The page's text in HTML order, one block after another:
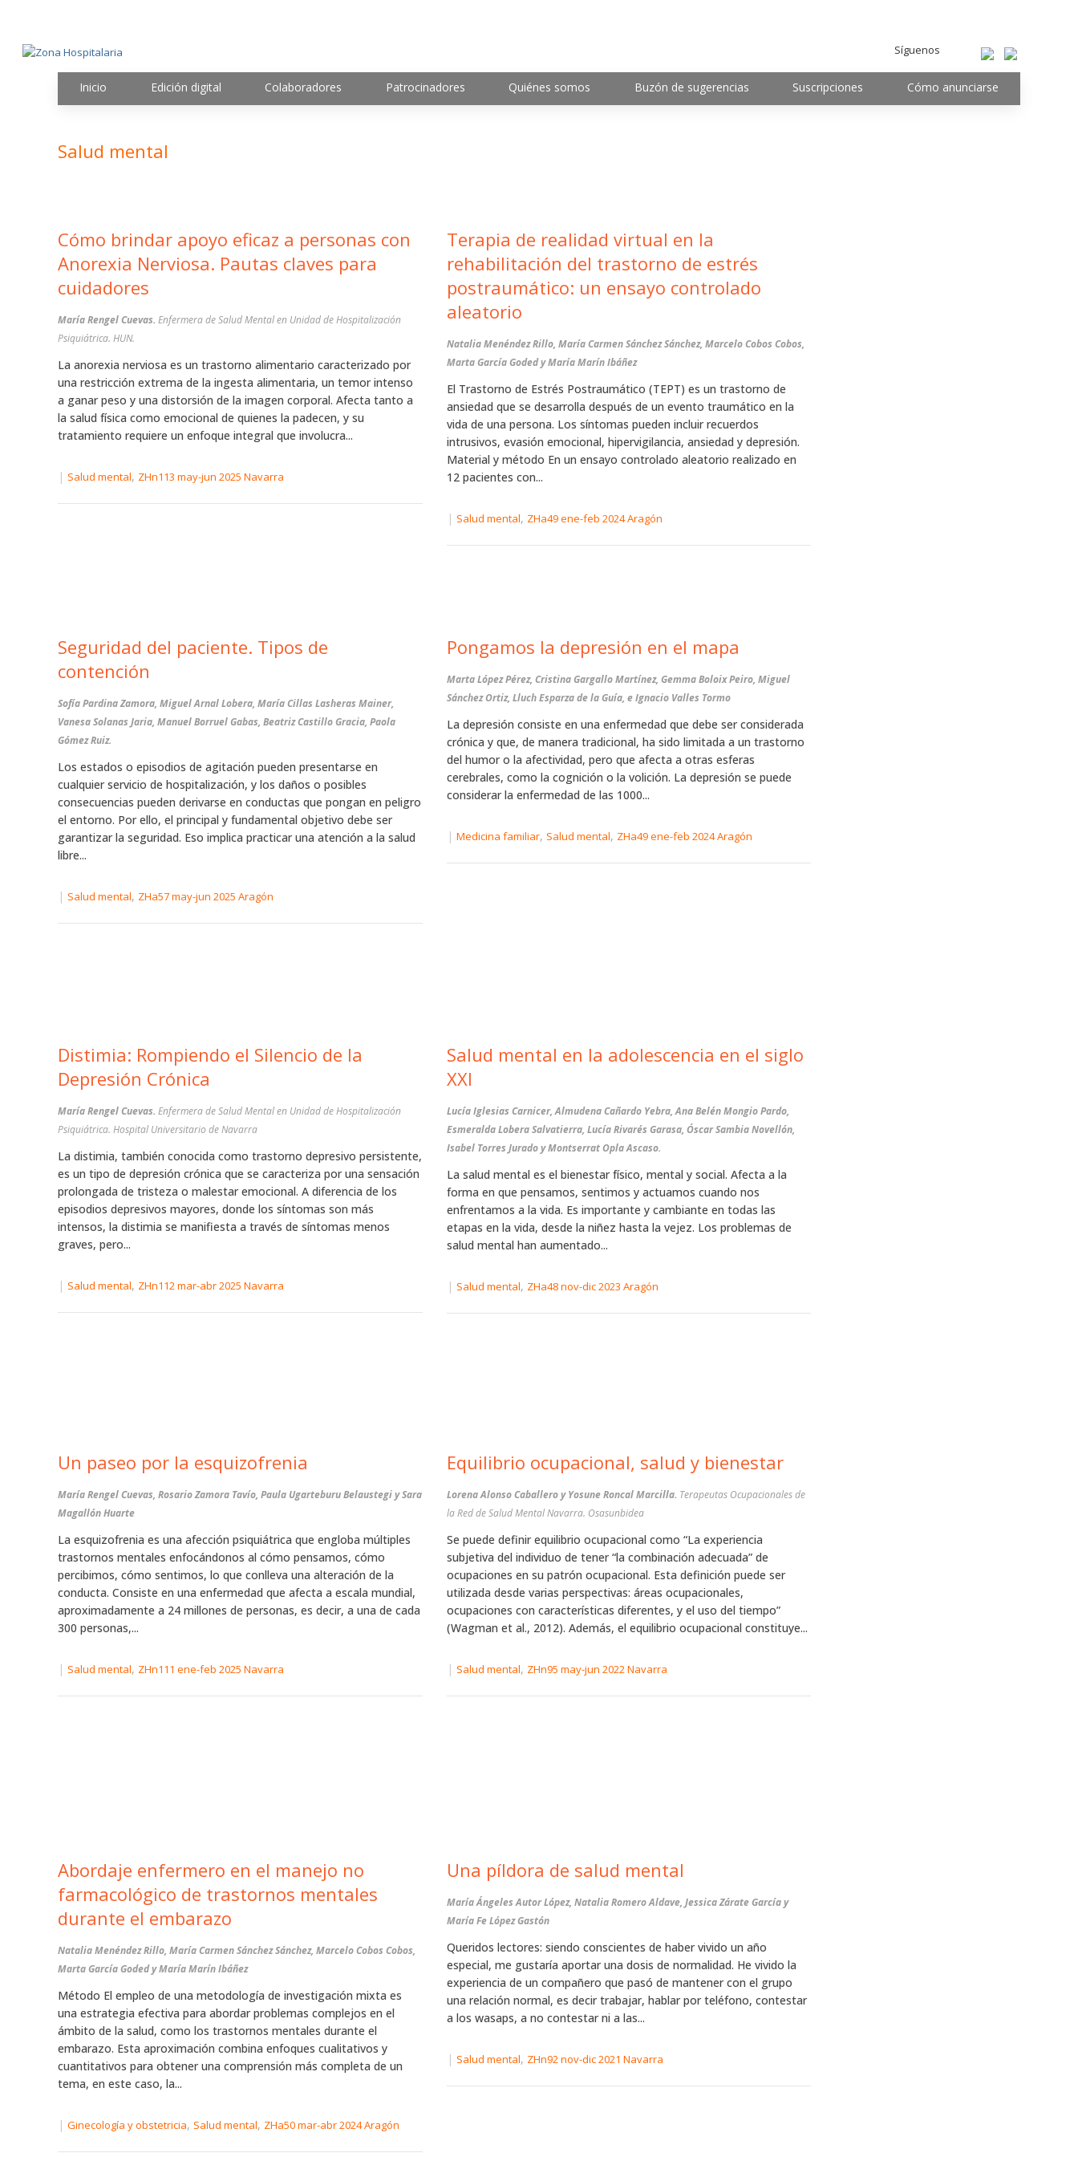
Síguenos
Inicio Edición digital Colaboradores Patrocinadores Quiénes somos Buzón de sugerencias Suscripciones Cómo anunciarse
Salud mental
Cómo brindar apoyo eficaz a personas con
Anorexia Nerviosa. Pautas claves para
cuidadores
María Rengel Cuevas. Enfermera de Salud Mental en Unidad de Hospitalización
Psiquiátrica. HUN.
La anorexia nerviosa es un trastorno alimentario caracterizado por
una restricción extrema de la ingesta alimentaria, un temor intenso
a ganar peso y una distorsión de la imagen corporal. Afecta tanto a
la salud física como emocional de quienes la padecen, y su
tratamiento requiere un enfoque integral que involucra...
| Salud mental, ZHn113 may-jun 2025 Navarra
Seguridad del paciente. Tipos de
contención
Sofía Pardina Zamora, Miguel Arnal Lobera, María Cillas Lasheras Mainer,
Vanesa Solanas Jaria, Manuel Borruel Gabas, Beatriz Castillo Gracia, Paola
Gómez Ruiz.
Los estados o episodios de agitación pueden presentarse en
cualquier servicio de hospitalización, y los daños o posibles
consecuencias pueden derivarse en conductas que pongan en peligro
el entorno. Por ello, el principal y fundamental objetivo debe ser
garantizar la seguridad. Eso implica practicar una atención a la salud
libre...
| Salud mental, ZHa57 may-jun 2025 Aragón
Distimia: Rompiendo el Silencio de la
Depresión Crónica
María Rengel Cuevas. Enfermera de Salud Mental en Unidad de Hospitalización
Psiquiátrica. Hospital Universitario de Navarra
La distimia, también conocida como trastorno depresivo persistente,
es un tipo de depresión crónica que se caracteriza por una sensación
prolongada de tristeza o malestar emocional. A diferencia de los
episodios depresivos mayores, donde los síntomas son más
intensos, la distimia se manifiesta a través de síntomas menos
graves, pero...
| Salud mental, ZHn112 mar-abr 2025 Navarra
Un paseo por la esquizofrenia
María Rengel Cuevas, Rosario Zamora Tavío, Paula Ugarteburu Belaustegi y Sara
Magallón Huarte
La esquizofrenia es una afección psiquiátrica que engloba múltiples
trastornos mentales enfocándonos al cómo pensamos, cómo
percibimos, cómo sentimos, lo que conlleva una alteración de la
conducta. Consiste en una enfermedad que afecta a escala mundial,
aproximadamente a 24 millones de personas, es decir, a una de cada
300 personas,...
| Salud mental, ZHn111 ene-feb 2025 Navarra
Abordaje enfermero en el manejo no
farmacológico de trastornos mentales
durante el embarazo
Natalia Menéndez Rillo, María Carmen Sánchez Sánchez, Marcelo Cobos Cobos,
Marta García Goded y María Marín Ibáñez
Método El empleo de una metodología de investigación mixta es
una estrategia efectiva para abordar problemas complejos en el
ámbito de la salud, como los trastornos mentales durante el
embarazo. Esta aproximación combina enfoques cualitativos y
cuantitativos para obtener una comprensión más completa de un
tema, en este caso, la...
| Ginecología y obstetricia, Salud mental, ZHa50 mar-abr 2024 Aragón
Terapia de realidad virtual en la
rehabilitación del trastorno de estrés
postraumático: un ensayo controlado
aleatorio
Natalia Menéndez Rillo, María Carmen Sánchez Sánchez, Marcelo Cobos Cobos,
Marta García Goded y María Marín Ibáñez
El Trastorno de Estrés Postraumático (TEPT) es un trastorno de
ansiedad que se desarrolla después de un evento traumático en la
vida de una persona. Los síntomas pueden incluir recuerdos
intrusivos, evasión emocional, hipervigilancia, ansiedad y depresión.
Material y método En un ensayo controlado aleatorio realizado en
12 pacientes con...
| Salud mental, ZHa49 ene-feb 2024 Aragón
Pongamos la depresión en el mapa
Marta López Pérez, Cristina Gargallo Martínez, Gemma Boloix Peiro, Miguel
Sánchez Ortiz, Lluch Esparza de la Guía, e Ignacio Valles Tormo
La depresión consiste en una enfermedad que debe ser considerada
crónica y que, de manera tradicional, ha sido limitada a un trastorno
del humor o la afectividad, pero que afecta a otras esferas
cerebrales, como la cognición o la volición. La depresión se puede
considerar la enfermedad de las 1000...
| Medicina familiar, Salud mental, ZHa49 ene-feb 2024 Aragón
Salud mental en la adolescencia en el siglo
XXI
Lucía Iglesias Carnicer, Almudena Cañardo Yebra, Ana Belén Mongio Pardo,
Esmeralda Lobera Salvatierra, Lucía Rivarés Garasa, Óscar Sambia Novellón,
Isabel Torres Jurado y Montserrat Opla Ascaso.
La salud mental es el bienestar físico, mental y social. Afecta a la
forma en que pensamos, sentimos y actuamos cuando nos
enfrentamos a la vida. Es importante y cambiante en todas las
etapas en la vida, desde la niñez hasta la vejez. Los problemas de
salud mental han aumentado...
| Salud mental, ZHa48 nov-dic 2023 Aragón
Equilibrio ocupacional, salud y bienestar
Lorena Alonso Caballero y Yosune Roncal Marcilla. Terapeutas Ocupacionales de
la Red de Salud Mental Navarra. Osasunbidea
Se puede definir equilibrio ocupacional como “La experiencia
subjetiva del individuo de tener “la combinación adecuada” de
ocupaciones en su patrón ocupacional. Esta definición puede ser
utilizada desde varias perspectivas: áreas ocupacionales,
ocupaciones con características diferentes, y el uso del tiempo”
(Wagman et al., 2012). Además, el equilibrio ocupacional constituye...
| Salud mental, ZHn95 may-jun 2022 Navarra
Una píldora de salud mental
María Ángeles Autor López, Natalia Romero Aldave, Jessica Zárate García y
María Fe López Gastón
Queridos lectores: siendo conscientes de haber vivido un año
especial, me gustaría aportar una dosis de normalidad. He vivido la
experiencia de un compañero que pasó de mantener con el grupo
una relación normal, es decir trabajar, hablar por teléfono, contestar
a los wasaps, a no contestar ni a las...
| Salud mental, ZHn92 nov-dic 2021 Navarra